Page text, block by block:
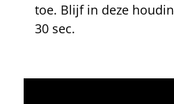
toe. Blijf in deze
30 sec.